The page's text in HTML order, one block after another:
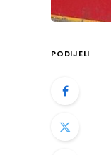
PODIJELI